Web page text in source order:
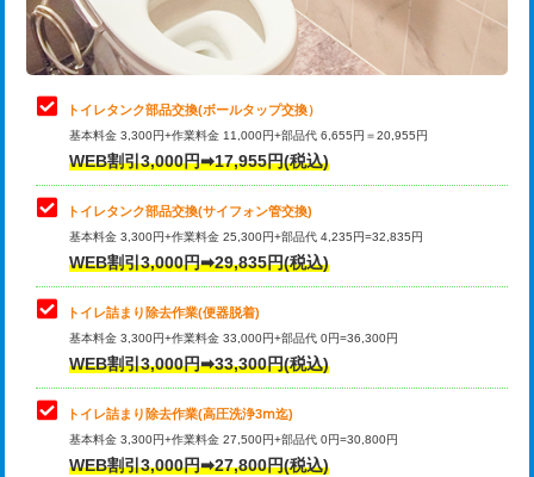
トイレタンク部品交換(ボールタップ交換）
基本料金 3,300円+作業料金 11,000円+部品代 6,655円＝20,955円
WEB割引3,000円➡17,955円(税込)
トイレタンク部品交換(サイフォン管交換)
基本料金 3,300円+作業料金 25,300円+部品代 4,235円=32,835円
WEB割引3,000円➡29,835円(税込)
トイレ詰まり除去作業(便器脱着)
基本料金 3,300円+作業料金 33,000円+部品代 0円=36,300円
WEB割引3,000円➡33,300円(税込)
トイレ詰まり除去作業(高圧洗浄3ⅿ迄)
基本料金 3,300円+作業料金 27,500円+部品代 0円=30,800円
WEB割引3,000円➡27,800円(税込)